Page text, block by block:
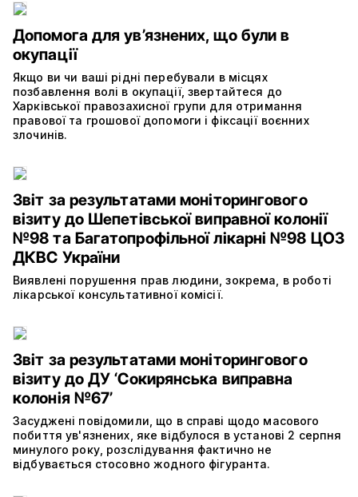
Допомога для ув’язнених, що були в
окупації
Якщо ви чи ваші рідні перебували в місцях
позбавлення волі в окупації, звертайтеся до
Харківської правозахисної групи для отримання
правової та грошової допомоги і фіксації воєнних
злочинів.
Звіт за результатами моніторингового
візиту до Шепетівської виправної колонії
№98 та Багатопрофільної лікарні №98 ЦОЗ
ДКВС України
Виявлені порушення прав людини, зокрема, в роботі
лікарської консультативної комісії.
Звіт за результатами моніторингового
візиту до ДУ ‘Сокирянська виправна
колонія №67’
Засуджені повідомили, що в справі щодо масового
побиття ув'язнених, яке відбулося в установі 2 серпня
минулого року, розслідування фактично не
відбувається стосовно жодного фігуранта.